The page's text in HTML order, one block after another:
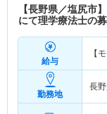
【長野県／塩尻市
にて理学療法士の
給与
【
勤務地
長